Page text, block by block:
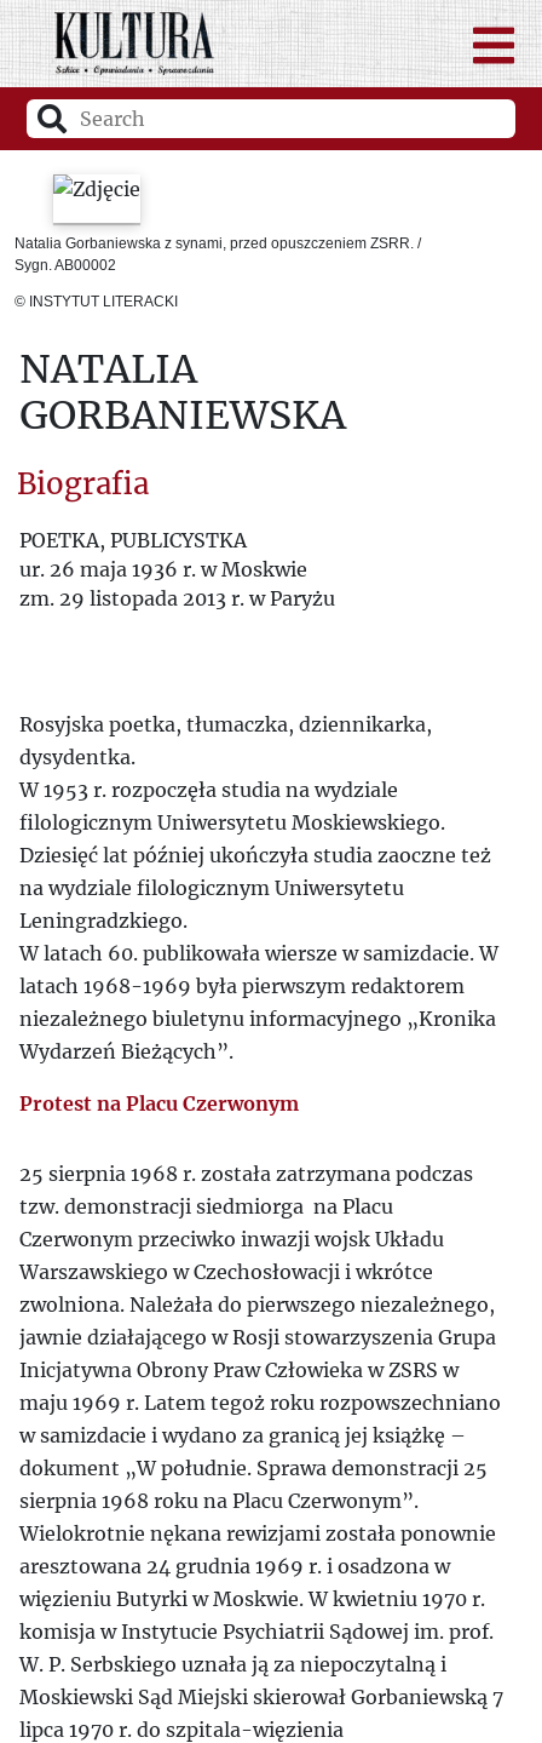
Natalia Gorbaniewska z synami, przed opuszczeniem ZSRR. /
Sygn. AB00002
© INSTYTUT LITERACKI
NATALIA
GORBANIEWSKA
Biografia
POETKA, PUBLICYSTKA
ur. 26 maja 1936 r. w Moskwie
zm. 29 listopada 2013 r. w Paryżu
Rosyjska poetka, tłumaczka, dziennikarka,
dysydentka.
W 1953 r. rozpoczęła studia na wydziale
filologicznym Uniwersytetu Moskiewskiego.
Dziesięć lat później ukończyła studia zaoczne też
na wydziale filologicznym Uniwersytetu
Leningradzkiego.
W latach 60. publikowała wiersze w samizdacie. W
latach 1968-1969 była pierwszym redaktorem
niezależnego biuletynu informacyjnego „Kronika
Wydarzeń Bieżących”.
Protest na Placu Czerwonym
25 sierpnia 1968 r. została zatrzymana podczas
tzw. demonstracji siedmiorga na Placu
Czerwonym przeciwko inwazji wojsk Układu
Warszawskiego w Czechosłowacji i wkrótce
zwolniona. Należała do pierwszego niezależnego,
jawnie działającego w Rosji stowarzyszenia Grupa
Inicjatywna Obrony Praw Człowieka w ZSRS w
maju 1969 r. Latem tegoż roku rozpowszechniano
w samizdacie i wydano za granicą jej książkę –
dokument „W południe. Sprawa demonstracji 25
sierpnia 1968 roku na Placu Czerwonym”.
Wielokrotnie nękana rewizjami została ponownie
aresztowana 24 grudnia 1969 r. i osadzona w
więzieniu Butyrki w Moskwie. W kwietniu 1970 r.
komisja w Instytucie Psychiatrii Sądowej im. prof.
W. P. Serbskiego uznała ją za niepoczytalną i
Moskiewski Sąd Miejski skierował Gorbaniewską 7
lipca 1970 r. do szpitala-więzienia